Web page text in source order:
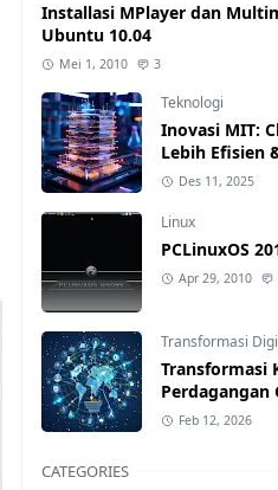
Installasi MPlayer dan
Ubuntu 10.04
Mei 1, 2010 3
Teknologi
Inovasi MIT:
Lebih Efisien
Des 11, 2025
Linux
PCLinuxOS
Apr 29, 2010
Transformasi
Transformasi
Perdagangan
& Dampak
Feb 12, 2026
CATEGORIES